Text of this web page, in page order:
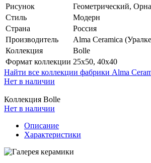
Рисунок
Геометрический,
Стиль
Модерн
Страна
Россия
Производитель
Alma Ceramica
Коллекция
Bolle
Формат коллекции 25x50, 40x40
Найти все коллекции фабрики Alma
Нет в наличии
Коллекция Bolle
Нет в наличии
Описание
Характеристики